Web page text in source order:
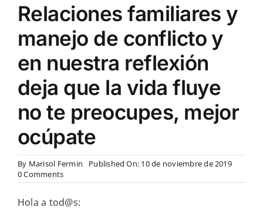
Relaciones familiares y
manejo de conflicto y
en nuestra reflexión
deja que la vida fluye
no te preocupes, mejor
ocúpate
By Marisol Fermin
Published On: 10 de noviembre de 2019
0 Commentson
Relaciones
y
Hola a tod@s: